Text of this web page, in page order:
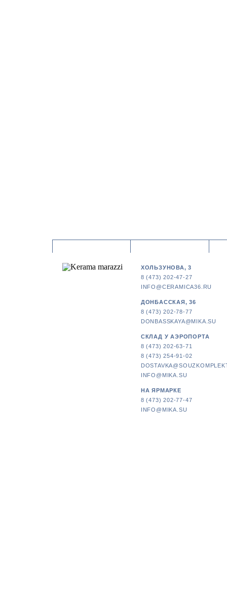
ХОЛЬЗУНОВА, 3
8 (473) 202-47-27
INFO@CERAMICA36.RU
ДОНБАССКАЯ, 36
8 (473) 202-78-77
DONBASSKAYA@MIKA.SU
СКЛАД У АЭРОПОРТА
8 (473) 202-63-71
8 (473) 254-91-02
INFO@MIKA.SU
НА ЯРМАРКЕ
8 (473) 202-77-47
INFO@MIKA.SU